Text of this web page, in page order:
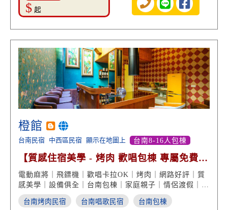
$ 起
橙館
台南民宿 中西區民宿 顯示在地圖上 台南8-16人包棟
【質感住宿美學 - 烤肉 歡唱包棟 專屬免費停
車 高分好評】
電動麻將｜飛鏢機｜歡唱卡拉OK｜烤肉｜網路好評｜質
感美學｜設備俱全｜台南包棟｜家庭親子｜情侶渡假｜台
南民宿推薦
台南烤肉民宿 台南唱歌民宿 台南包棟